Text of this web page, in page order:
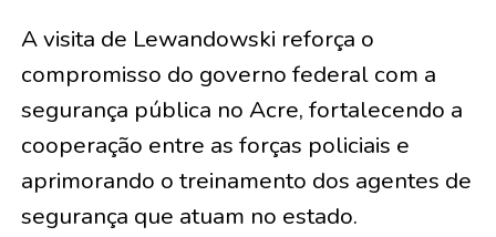
A visita de Lewandowski reforça o
compromisso do governo federal com a
segurança pública no Acre, fortalecendo a
cooperação entre as forças policiais e
aprimorando o treinamento dos agentes de
segurança que atuam no estado.